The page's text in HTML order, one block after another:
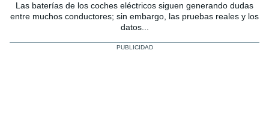
Las baterías de los coches eléctricos siguen generando dudas
entre muchos conductores; sin embargo, las pruebas reales y los
datos...